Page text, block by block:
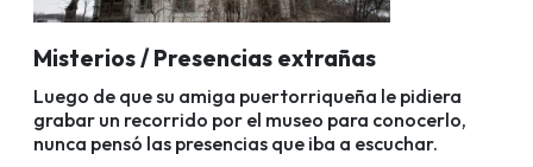
Misterios / Presencias extrañas
Luego de que su amiga puertorriqueña le pidiera
grabar un recorrido por el museo para conocerlo,
nunca pensó las presencias que iba a escuchar.